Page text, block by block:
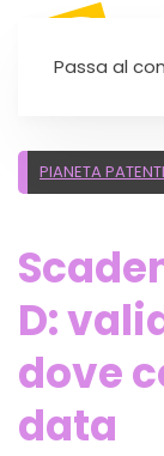
Passa al
PIANETA PATENTI
D:
dove
data